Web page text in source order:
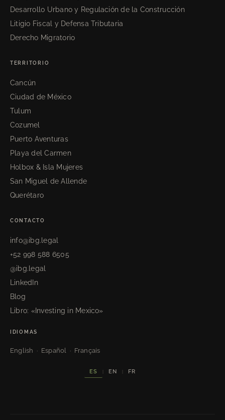
Desarrollo Urbano y Regulación de la Construcción
Litigio Fiscal y Defensa Tributaria
Derecho Migratorio
TERRITORIO
Cancún
Ciudad de México
Tulum
Cozumel
Puerto Aventuras
Playa del Carmen
Holbox & Isla Mujeres
San Miguel de Allende
Querétaro
CONTACTO
info@ibg.legal
+52 998 588 6505
@ibg.legal
LinkedIn
Blog
Libro: «Investing in Mexico»
IDIOMAS
English · Español · Français
ES EN FR